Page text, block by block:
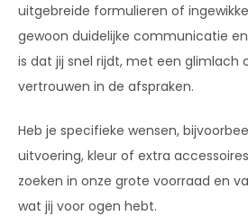
uitgebreide formulieren of
gewoon duidelijke communicatie
is dat jij snel rijdt, met een glimlach
vertrouwen in de afspraken.
Heb je specifieke wensen,
uitvoering, kleur of extra
zoeken in onze grote voorraad en
wat jij voor ogen hebt.